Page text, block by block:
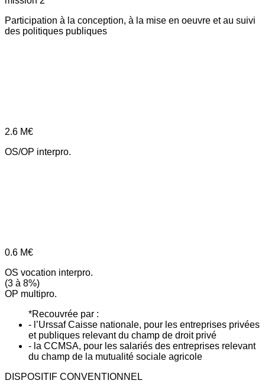
Participation à la conception, à la mise en oeuvre et au suivi
des politiques publiques
2.6 M€
OS/OP interpro.
0.6 M€
OS vocation interpro.
(3 à 8%)
OP multipro.
*Recouvrée par :
- l’Urssaf Caisse nationale, pour les entreprises privées
et publiques relevant du champ de droit privé
- la CCMSA, pour les salariés des entreprises relevant
du champ de la mutualité sociale agricole
DISPOSITIF CONVENTIONNEL